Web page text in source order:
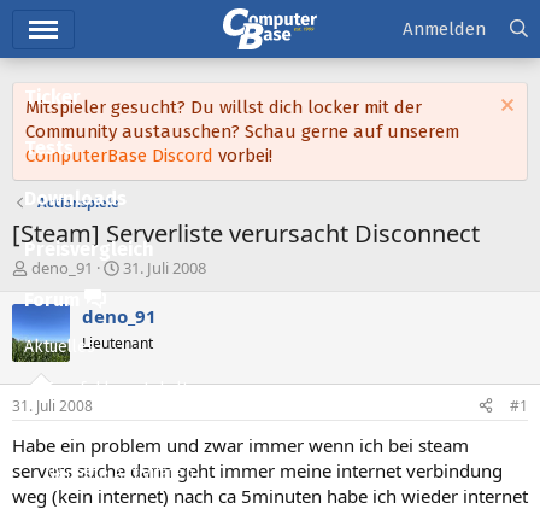
Ticker
Tests
Downloads
Preisvergleich
Forum
Aktuelles
Empfohlene Inhalte
Neueste Aktivitäten
Anmelden
Mitspieler gesucht? Du willst dich locker mit der
Community austauschen? Schau gerne auf unserem
ComputerBase Discord vorbei!
Actionspiele
[Steam] Serverliste verursacht Disconnect
E
r
s
t
e
e
r
deno_91
E
s
e
t
a
31. Juli 2008
deno_91
Lieutenant
31. Juli 2008 #1
Habe ein problem und zwar immer wenn ich bei steam
servers suche dann geht immer meine internet verbindung
weg (kein internet) nach ca 5minuten habe ich wieder internet